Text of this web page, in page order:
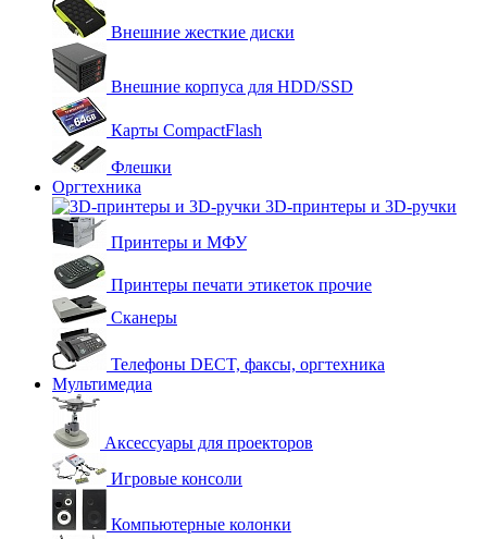
Внешние жесткие диски
Внешние корпуса для HDD/SSD
Карты CompactFlash
Флешки
Оргтехника
3D-принтеры и 3D-ручки
Принтеры и МФУ
Принтеры печати этикеток прочие
Сканеры
Телефоны DECT, факсы, оргтехника
Мультимедиа
Аксессуары для проекторов
Игровые консоли
Компьютерные колонки